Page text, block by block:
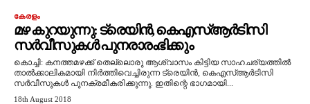
കേരളം
മഴ കുറയുന്നു: ട്രെയിന്‍, കെഎസ്ആര്‍ടിസി
സര്‍വീസുകള്‍ പുനരാരംഭിക്കും
കൊച്ചി: കനത്തമഴക്ക് തെല്ലൊരു ആശ്വാസം കിട്ടിയ സാഹചര്യത്തില്‍
താല്‍ക്കാലികമായി നിര്‍ത്തിവെച്ചിരുന്ന ട്രെയിന്‍, കെഎസ്‌ആര്‍ടിസി
സര്‍വീസുകള്‍ പുനക്രമീകരിക്കുന്നു. ഇതിന്റെ ഭാഗമായി...
18th August 2018